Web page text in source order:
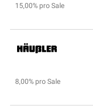
15,00% pro Sale
8,00% pro Sale